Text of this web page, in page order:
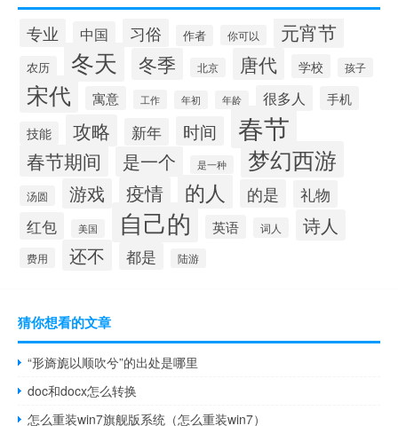
专业 中国 习俗 作者 你可以 元宵节
农历 冬天 冬季 北京 唐代 学校 孩子
宋代 寓意 工作 年初 年龄 很多人 手机
技能 攻略 新年 时间 春节
春节期间 是一个 是一种 梦幻西游
汤圆 游戏 疫情 的人 的是
礼物
红包
美国 自己的 英语 词人 诗人
费用 还不 都是 陆游
猜你想看的文章
“形旖旎以顺吹兮”的出处是哪里
doc和docx怎么转换
怎么重装win7旗舰版系统（怎么重装win7）